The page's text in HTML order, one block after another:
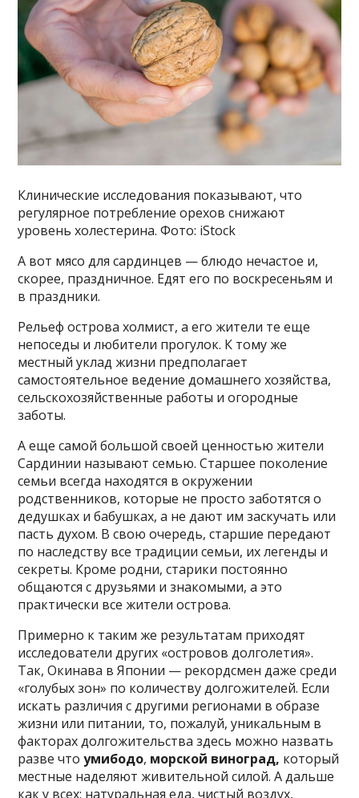
Клинические исследования показывают, что
регулярное потребление орехов снижают
уровень холестерина. Фото: iStock
А вот мясо для сардинцев — блюдо нечастое и,
скорее, праздничное. Едят его по воскресеньям и
в праздники.
Рельеф острова холмист, а его жители те еще
непоседы и любители прогулок. К тому же
местный уклад жизни предполагает
самостоятельное ведение домашнего хозяйства,
сельскохозяйственные работы и огородные
заботы.
А еще самой большой своей ценностью жители
Сардинии называют семью. Старшее поколение
семьи всегда находятся в окружении
родственников, которые не просто заботятся о
дедушках и бабушках, а не дают им заскучать или
пасть духом. В свою очередь, старшие передают
по наследству все традиции семьи, их легенды и
секреты. Кроме родни, старики постоянно
общаются с друзьями и знакомыми, а это
практически все жители острова.
Примерно к таким же результатам приходят
исследователи других «островов долголетия».
Так, Окинава в Японии — рекордсмен даже среди
«голубых зон» по количеству долгожителей. Если
искать различия с другими регионами в образе
жизни или питании, то, пожалуй, уникальным в
факторах долгожительства здесь можно назвать
разве чтоумибодо, морской виноград, который
местные наделяют живительной силой. А дальше
как у всех: натуральная еда, чистый воздух,